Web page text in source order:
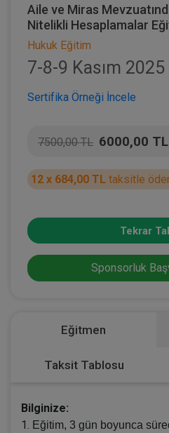
Aile ve Miras
Nitelikli Hesaplamalar
Hukuk Eğitim
7-8-9 Kasım
Sertifika Örneği İncele
7500,00 TL 6000,00 TL
12 x 684,00 TL taksitle
Tekrar
Sponsorluk
Eğitmen
Taksit Tablosu
Bilginize:
1. Eğitim, 3 gün boyunca